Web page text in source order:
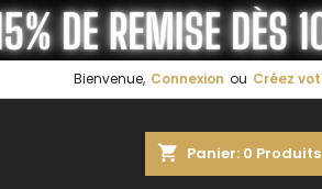
Bienvenue, Connexion ou Créez
shopping_cart Panier: 0